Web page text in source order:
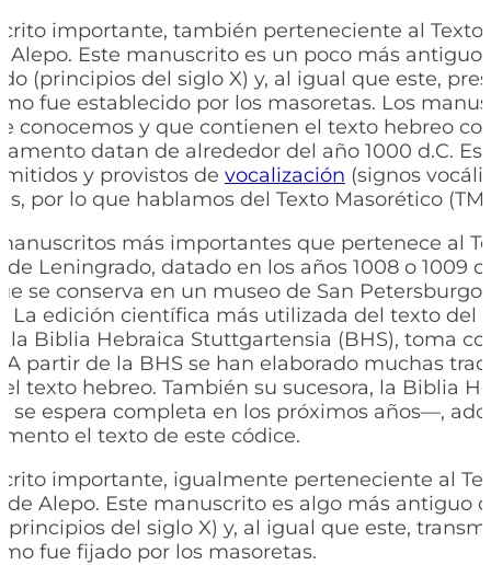
importante, también perteneciente al Texto
Alepo. Este manuscrito es un poco más antiguo
(principios del siglo X) y, al igual que este,
fue establecido por los masoretas. Los
conocemos y que contienen el texto hebreo
datan de alrededor del año 1000 d.C.
y provistos de vocalización (signos
por lo que hablamos del Texto Masorético
más importantes que pertenece al
de Leningrado, datado en los años 1008 o 1009
se conserva en un museo de San
La edición científica más utilizada del texto del
la Biblia Hebraica Stuttgartensia (BHS), toma
partir de la BHS se han elaborado muchas
texto hebreo. También su sucesora, la Biblia
se espera completa en los próximos años—,
el texto de este códice.
importante, igualmente perteneciente al
de Alepo. Este manuscrito es algo más antiguo
del siglo X) y, al igual que este,
fue fijado por los masoretas.